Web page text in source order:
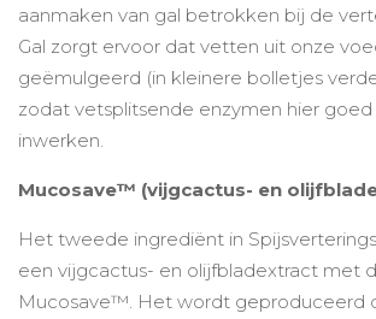
aanmaken van gal betrokken bij de
Gal zorgt ervoor dat vetten uit onze
geëmulgeerd (in kleinere bolletjes
zodat vetsplitsende enzymen hier
inwerken.
Mucosave™ (vijgcactus- en
Het tweede ingrediënt in
een vijgcactus- en olijfbladextract met
Mucosave™. Het wordt geproduceerd